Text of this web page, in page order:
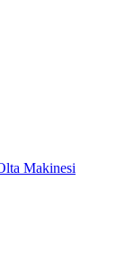
Makinesi